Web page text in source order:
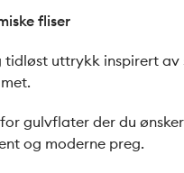
fliser
uttrykk inspirert
gulvflater der du
og moderne preg.